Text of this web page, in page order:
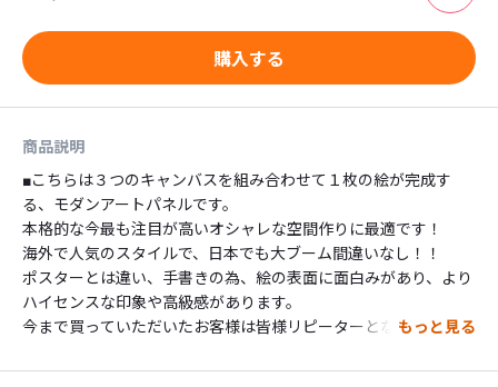
購入する
商品説明
■こちらは３つのキャンバスを組み合わせて１枚の絵が完成す
る、モダンアートパネルです。
本格的な今最も注目が高いオシャレな空間作りに最適です！
海外で人気のスタイルで、日本でも大ブーム間違いなし！！
ポスターとは違い、手書きの為、絵の表面に面白みがあり、より
ハイセンスな印象や高級感があります。
今まで買っていただいたお客様は皆様リピーターとなって、
満足していただけるとおもいます！
もっと見る